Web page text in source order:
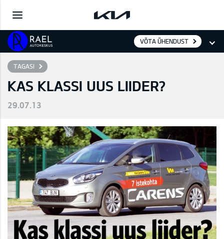
VÕTA ÜHENDUST
TAGASI
KAS KLASSI UUS LIIDER?
29.07.13